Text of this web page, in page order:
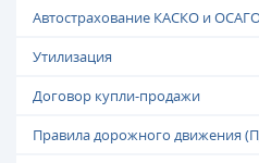
Автострахование КАСКО и
Утилизация
Договор купли-продажи
Правила дорожного движения